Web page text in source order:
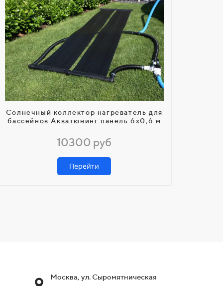
Солнечный коллектор нагреватель для
бассейнов Акватюнинг панель 6х0,6 м
10300 руб
Перейти
Москва, ул. Сыромятническая